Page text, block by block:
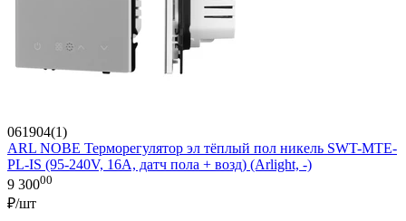
061904(1)
ARL NOBE Терморегулятор эл тёплый пол никель SWT-MTE-
PL-IS (95-240V, 16A, датч пола + возд) (Arlight, -)
9 30000
₽/шт